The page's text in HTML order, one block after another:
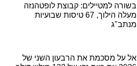
בשורה למטיילים: קבוצת לופטהנזה
מעלה הילוך, 67 טיסות שבועיות
מנתב"ג
אל על מסכמת את הרבעון השני של